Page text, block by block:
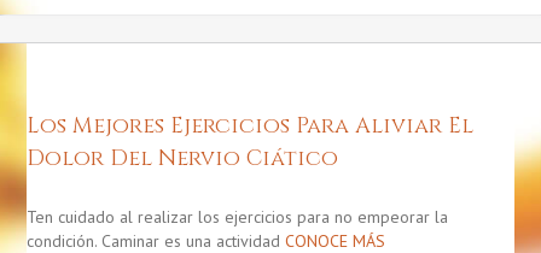
Los Mejores Ejercicios Para Aliviar El
Dolor Del Nervio Ciático
Ten cuidado al realizar los ejercicios para no empeorar la
condición. Caminar es una actividadCONOCE MÁS